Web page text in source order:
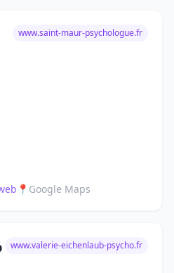
www.saint-maur-psychologue.fr
📍 Google Maps
www.valerie-eichenlaub-psycho.fr